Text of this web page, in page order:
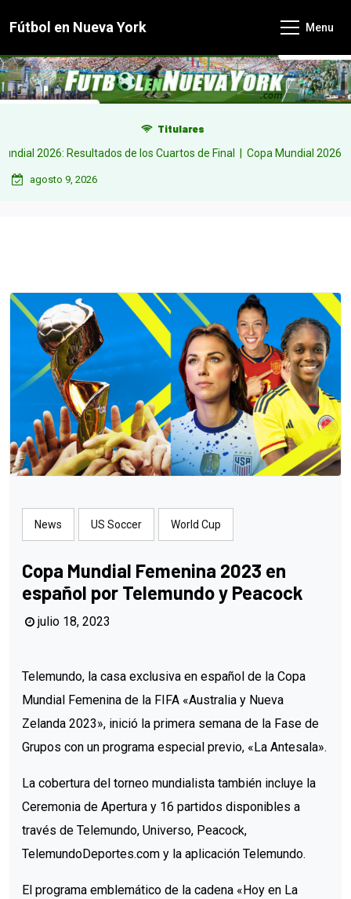
content
Fútbol en Nueva York Menu
Titulares
Resultados de los Cuartos de Final |Copa Mundial 2026:
agosto 9, 2026
News US Soccer World Cup
Copa Mundial Femenina 2023 en
español por Telemundo y Peacock
julio 18, 2023
Telemundo, la casa exclusiva en español de la Copa
Mundial Femenina de la FIFA «Australia y Nueva
Zelanda 2023», inició la primera semana de la Fase de
Grupos con un programa especial previo, «La Antesala».
La cobertura del torneo mundialista también incluye la
Ceremonia de Apertura y 16 partidos disponibles a
través de Telemundo, Universo, Peacock,
TelemundoDeportes.com y la aplicación Telemundo.
El programa emblemático de la cadena «Hoy en La